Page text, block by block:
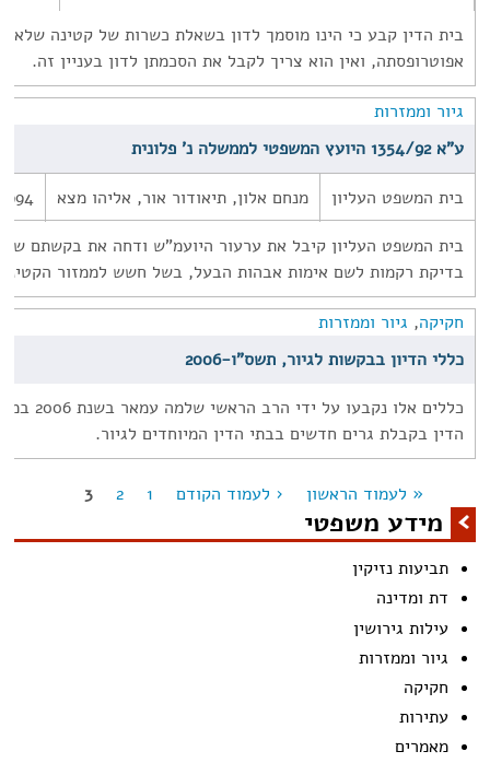
בית הדין קבע כי הינו מוסמך לדון בשאלת כשרות של קטינה שלא
אפוטרופסתה, ואין הוא צריך לקבל את הסכמתן לדון בעניין זה.
גיור וממזרות
ע"א 1354/92 היועץ המשפטי לממשלה נ' פלונית
בית המשפט העליון מנחם אלון, תיאודור אור, אליהו מצא
בית המשפט העליון קיבל את ערעור היועמ"ש ודחה את בקשתם של
בדיקת רקמות לשם אימות אבהות הבעל, בשל חשש לממזור
חקיקה, גיור וממזרות
כללי הדיון בבקשות לגיור, תשס"ו-2006
כללים אלו
הדין בקבלת גרים חדשים בבתי הדין המיוחדים לגיור.
« לעמוד הראשון ‹ לעמוד הקודם 1
2
3
מידע משפטי
תביעות נזיקין
דת ומדינה
עילות גירושין
גיור וממזרות
חקיקה
עתירות
מאמרים